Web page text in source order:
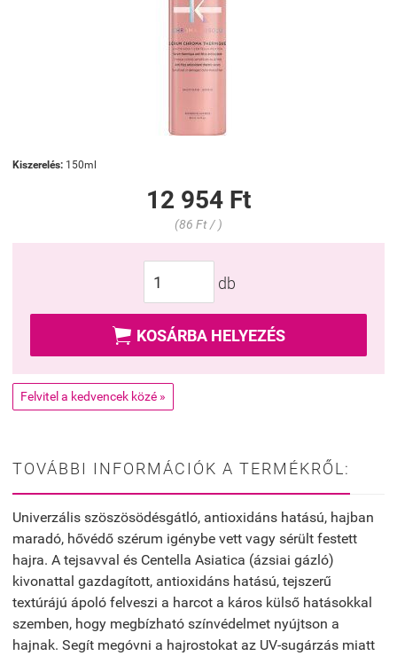
Kiszerelés: 150ml
12 954 Ft
(86 Ft / )
db
 KOSÁRBA HELYEZÉS
Felvitel a kedvencek közé »
TOVÁBBI INFORMÁCIÓK A TERMÉKRŐL:
Univerzális szöszösödésgátló, antioxidáns hatású, hajban
maradó, hővédő szérum igénybe vett vagy sérült festett
hajra. A tejsavval és Centella Asiatica (ázsiai gázló)
kivonattal gazdagított, antioxidáns hatású, tejszerű
textúrájú ápoló felveszi a harcot a káros külső hatásokkal
szemben, hogy megbízható színvédelmet nyújtson a
hajnak. Segít megóvni a hajrostokat az UV-sugárzás miatt